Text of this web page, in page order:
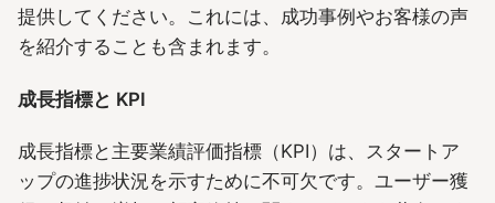
提供してください。これには、成功事例やお客様の声
を紹介することも含まれます。
成長指標と KPI
成長指標と主要業績評価指標（KPI）は、スタートア
ップの進捗状況を示すために不可欠です。ユーザー獲